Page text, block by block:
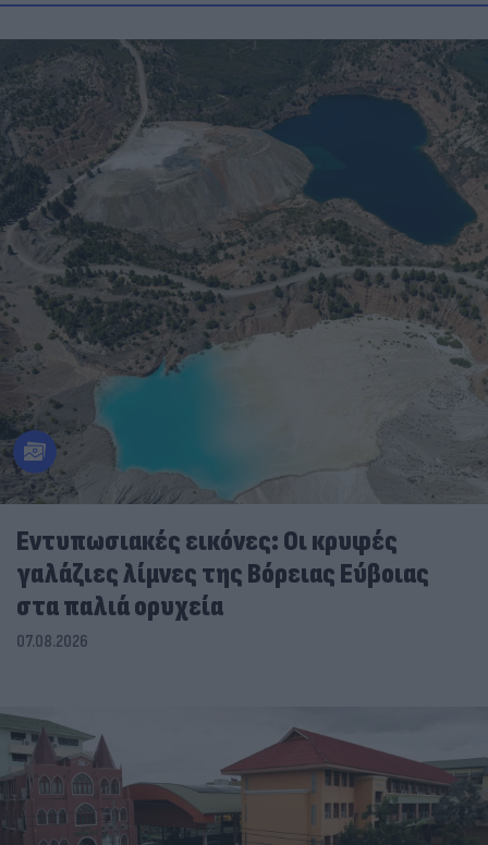
Εντυπωσιακές εικόνες: Οι κρυφές
γαλάζιες λίμνες της Βόρειας Εύβοιας
στα παλιά ορυχεία
07.08.2026